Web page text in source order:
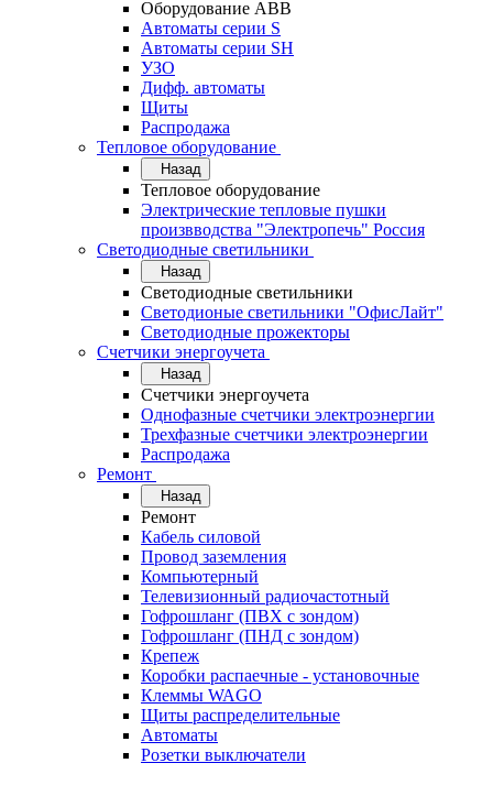
Оборудование АВВ
Автоматы серии S
Автоматы серии SH
УЗО
Дифф. автоматы
Щиты
Распродажа
Тепловое оборудование
Назад
Тепловое оборудование
Электрические тепловые пушки
произвводства "Электропечь" Россия
Светодиодные светильники
Назад
Светодиодные светильники
Светодионые светильники "ОфисЛайт"
Светодиодные прожекторы
Счетчики энергоучета
Назад
Счетчики энергоучета
Однофазные счетчики электроэнергии
Трехфазные счетчики электроэнергии
Распродажа
Ремонт
Назад
Ремонт
Кабель силовой
Провод заземления
Компьютерный
Телевизионный радиочастотный
Гофрошланг (ПВХ с зондом)
Гофрошланг (ПНД с зондом)
Крепеж
Коробки распаечные - установочные
Клеммы WAGO
Щиты распределительные
Автоматы
Розетки выключатели